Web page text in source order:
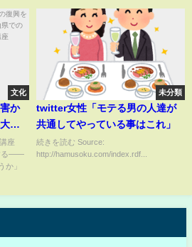
文化
か
震
組
講
座
る――
か」
未分類
twitter女性「モテる男の人達が
共通してやっている事はこれ」
続きを読む Source:
http://hamusoku.com/index.rdf...